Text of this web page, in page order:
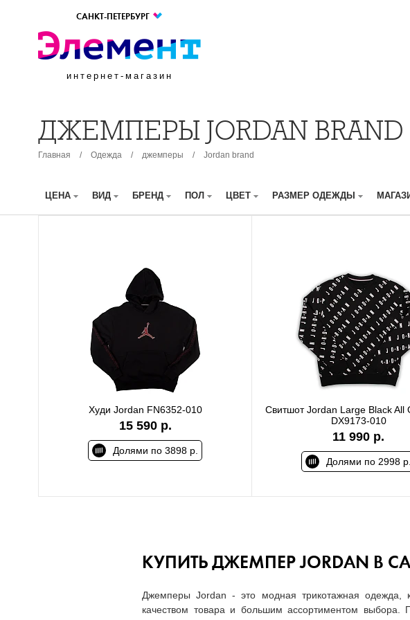
САНКТ-ПЕТЕРБУРГ
интернет-магазин
ДЖЕМПЕРЫ JORDAN BRAND
Главная / Одежда / джемперы / Jordan brand
ЦЕНА ВИД БРЕНД ПОЛ ЦВЕТ РАЗМЕР ОДЕЖДЫ
Худи Jordan FN6352-010
15 590 р.
Долями по 3898 р.
Свитшот Jordan Large Black All
DX9173-010
11 990 р.
Долями по 2998 р.
КУПИТЬ ДЖЕМПЕР JORDAN В
Джемперы Jordan - это модная трикотажная одежда,
качеством товара и большим ассортиментом